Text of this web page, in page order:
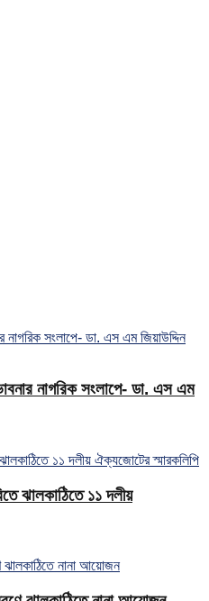
নাগরিক সংলাপে- ডা. এস এম
ঝালকাঠিতে ১১ দলীয়